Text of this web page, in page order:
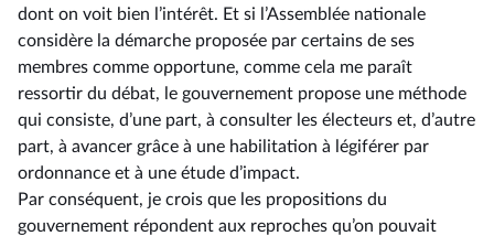
dont on voit bien l’intérêt. Et si l’Assemblée nationale
considère la démarche proposée par certains de ses
membres comme opportune, comme cela me paraît
ressortir du débat, le gouvernement propose une méthode
qui consiste, d’une part, à consulter les électeurs et, d’autre
part, à avancer grâce à une habilitation à légiférer par
ordonnance et à une étude d’impact.
Par conséquent, je crois que les propositions du
gouvernement répondent aux reproches qu’on pouvait